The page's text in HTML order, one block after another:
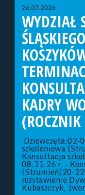
26.07.2026
WYDZIAŁ
KADRY
Dziewczęta:02-
szkoleniowa
Konsultacja
08.11.26 r. –
(Strumień)20-
rozstawienie
Kubaszczyk,